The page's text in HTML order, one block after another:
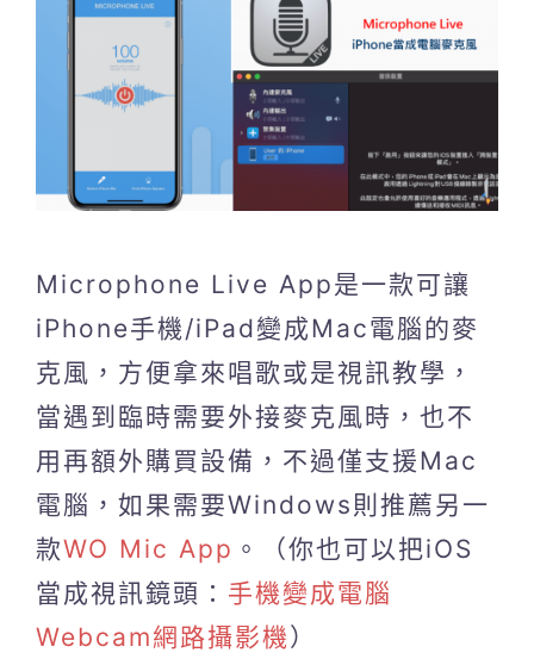
Microphone Live App是一款可讓
iPhone手機/iPad變成Mac電腦的麥
克風，方便拿來唱歌或是視訊教學，
當遇到臨時需要外接麥克風時，也不
用再額外購買設備，不過僅支援Mac
電腦，如果需要Windows則推薦另一
款WO Mic App 。（你也可以把iOS
當成視訊鏡頭： 手機變成電腦
Webcam網路攝影機）